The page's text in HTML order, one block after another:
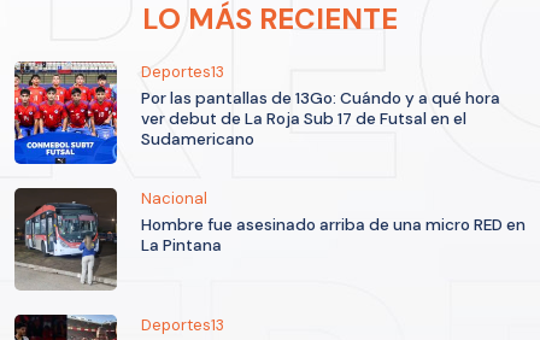
LO MÁS RECIENTE
Deportes13
Por las pantallas de 13Go: Cuándo y a qué hora
ver debut de La Roja Sub 17 de Futsal en el
Sudamericano
Nacional
Hombre fue asesinado arriba de una micro RED en
La Pintana
Deportes13